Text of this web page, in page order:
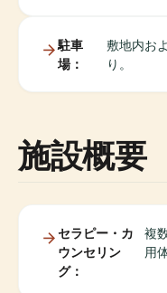
駐車
場：
敷地内お
り。
施設概要
セラピー・カ
ウンセリン
グ：
複
用